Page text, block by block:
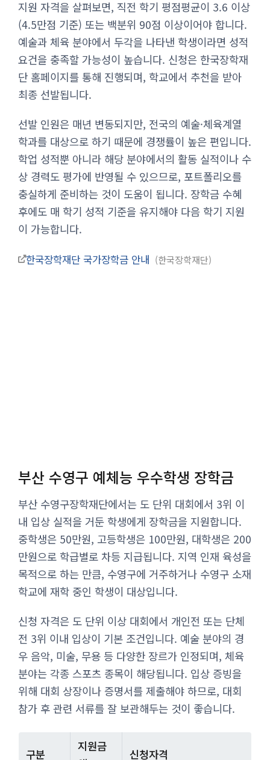
지원 자격을 살펴보면, 직전 학기 평점평균이 3.6 이상
(4.5만점 기준) 또는 백분위 90점 이상이어야 합니다.
예술과 체육 분야에서 두각을 나타낸 학생이라면 성적
요건을 충족할 가능성이 높습니다. 신청은 한국장학재
단 홈페이지를 통해 진행되며, 학교에서 추천을 받아
최종 선발됩니다.
선발 인원은 매년 변동되지만, 전국의 예술·체육계열
학과를 대상으로 하기 때문에 경쟁률이 높은 편입니다.
학업 성적뿐 아니라 해당 분야에서의 활동 실적이나 수
상 경력도 평가에 반영될 수 있으므로, 포트폴리오를
충실하게 준비하는 것이 도움이 됩니다. 장학금 수혜
후에도 매 학기 성적 기준을 유지해야 다음 학기 지원
이 가능합니다.
한국장학재단 국가장학금 안내 한국장학재단
부산 수영구 예체능 우수학생 장학금
부산 수영구장학재단에서는 도 단위 대회에서 3위 이
내 입상 실적을 거둔 학생에게 장학금을 지원합니다.
중학생은 50만원, 고등학생은 100만원, 대학생은 200
만원으로 학급별로 차등 지급됩니다. 지역 인재 육성을
목적으로 하는 만큼, 수영구에 거주하거나 수영구 소재
학교에 재학 중인 학생이 대상입니다.
신청 자격은 도 단위 이상 대회에서 개인전 또는 단체
전 3위 이내 입상이 기본 조건입니다. 예술 분야의 경
우 음악, 미술, 무용 등 다양한 장르가 인정되며, 체육
분야는 각종 스포츠 종목이 해당됩니다. 입상 증빙을
위해 대회 상장이나 증명서를 제출해야 하므로, 대회
참가 후 관련 서류를 잘 보관해두는 것이 좋습니다.
구분
지원금
신청자격